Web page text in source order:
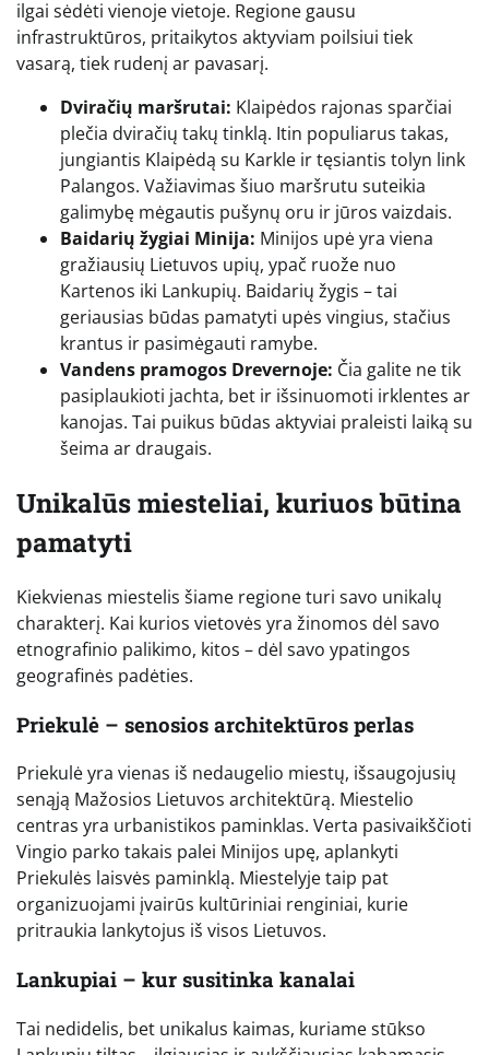
ilgai sėdėti vienoje vietoje. Regione gausu
infrastruktūros, pritaikytos aktyviam poilsiui tiek
vasarą, tiek rudenį ar pavasarį.
Dviračių maršrutai: Klaipėdos rajonas sparčiai
plečia dviračių takų tinklą. Itin populiarus takas,
jungiantis Klaipėdą su Karkle ir tęsiantis tolyn link
Palangos. Važiavimas šiuo maršrutu suteikia
galimybę mėgautis pušynų oru ir jūros vaizdais.
Baidarių žygiai Minija: Minijos upė yra viena
gražiausių Lietuvos upių, ypač ruože nuo
Kartenos iki Lankupių. Baidarių žygis – tai
geriausias būdas pamatyti upės vingius, stačius
krantus ir pasimėgauti ramybe.
Vandens pramogos Drevernoje: Čia galite ne tik
pasiplaukioti jachta, bet ir išsinuomoti irklentes ar
kanojas. Tai puikus būdas aktyviai praleisti laiką su
šeima ar draugais.
Unikalūs miesteliai, kuriuos būtina
pamatyti
Kiekvienas miestelis šiame regione turi savo unikalų
charakterį. Kai kurios vietovės yra žinomos dėl savo
etnografinio palikimo, kitos – dėl savo ypatingos
geografinės padėties.
Priekulė – senosios architektūros perlas
Priekulė yra vienas iš nedaugelio miestų, išsaugojusių
senąją Mažosios Lietuvos architektūrą. Miestelio
centras yra urbanistikos paminklas. Verta pasivaikščioti
Vingio parko takais palei Minijos upę, aplankyti
Priekulės laisvės paminklą. Miestelyje taip pat
organizuojami įvairūs kultūriniai renginiai, kurie
pritraukia lankytojus iš visos Lietuvos.
Lankupiai – kur susitinka kanalai
Tai nedidelis, bet unikalus kaimas, kuriame stūkso